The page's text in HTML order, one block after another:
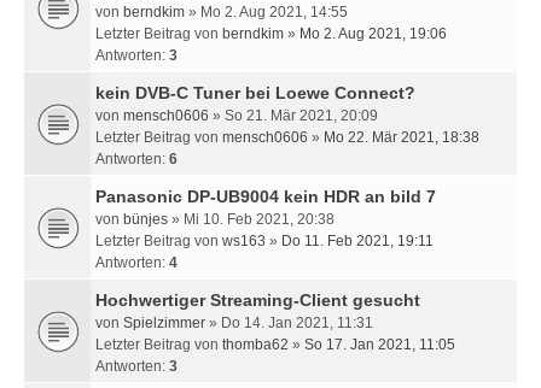
von berndkim » Mo 2. Aug 2021, 14:55
Letzter Beitrag von berndkim » Mo 2. Aug 2021, 19:06
Antworten: 3
kein DVB-C Tuner bei Loewe Connect?
von mensch0606 » So 21. Mär 2021, 20:09
Letzter Beitrag von mensch0606 » Mo 22. Mär 2021, 18:38
Antworten: 6
Panasonic DP-UB9004 kein HDR an bild 7
von bünjes » Mi 10. Feb 2021, 20:38
Letzter Beitrag von ws163 » Do 11. Feb 2021, 19:11
Antworten: 4
Hochwertiger Streaming-Client gesucht
von Spielzimmer » Do 14. Jan 2021, 11:31
Letzter Beitrag von thomba62 » So 17. Jan 2021, 11:05
Antworten: 3